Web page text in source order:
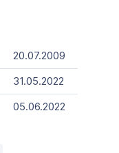
20.07.2009
31.05.2022
05.06.2022